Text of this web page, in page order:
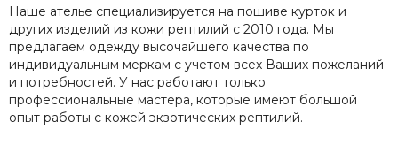
Наше ателье специализируется на пошиве курток и
других изделий из кожи рептилий с 2010 года. Мы
предлагаем одежду высочайшего качества по
индивидуальным меркам с учетом всех Ваших пожеланий
и потребностей. У нас работают только
профессиональные мастера, которые имеют большой
опыт работы с кожей экзотических рептилий.